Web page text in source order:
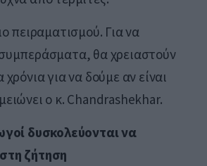
πειραματισμού. Για να
θα χρειαστούν
για να δούμε αν είναι
ο κ. Chandrashekhar.
δυσκολεύονται να
ζήτηση